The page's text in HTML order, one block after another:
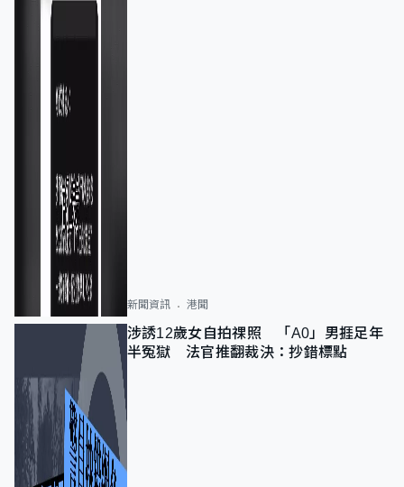
新聞資訊 港聞
涉誘12歲女自拍祼照 「A0」男捱足年
半冤獄 法官推翻裁決：抄錯標點